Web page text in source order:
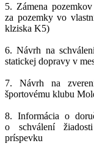
5. Zámena
za pozemky vo
klziska K5)
6. Návrh na
statickej dopravy v
7. Návrh na
športovému klubu
8. Informácia o
o schválení
príspevku